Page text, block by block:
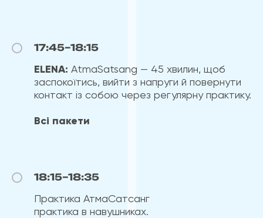
17:45–18:15
ELENA: AtmaSatsang — 45 хвилин, щоб
заспокоїтись, вийти з напруги й повернути
контакт із собою через регулярну практику.
Всі пакети
18:15–18:35
Практика АтмаСатсанг
практика в навушниках.